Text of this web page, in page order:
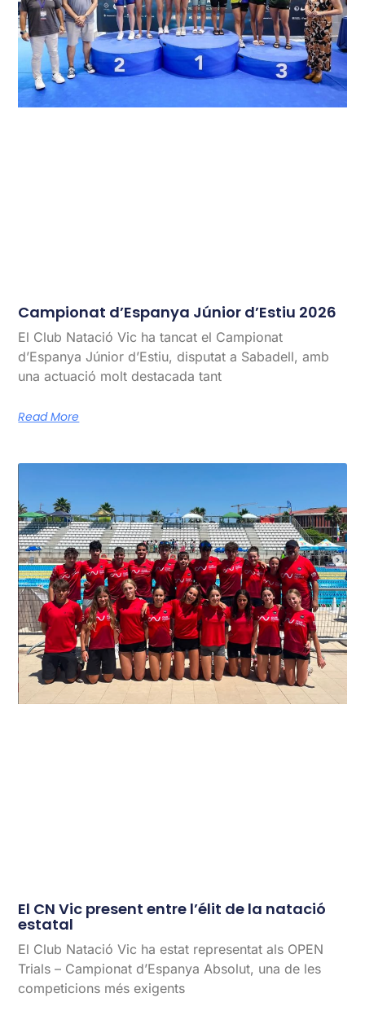
Campionat d’Espanya Júnior d’Estiu 2026
El Club Natació Vic ha tancat el Campionat
d’Espanya Júnior d’Estiu, disputat a Sabadell, amb
una actuació molt destacada tant
Read More
El CN Vic present entre l’élit de la natació
estatal
El Club Natació Vic ha estat representat als OPEN
Trials – Campionat d’Espanya Absolut, una de les
competicions més exigents